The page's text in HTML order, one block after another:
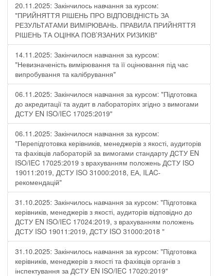
20.11.2025: Закінчилось навчання за курсом:
"ПРИЙНЯТТЯ РІШЕНЬ ПРО ВІДПОВІДНІСТЬ ЗА
РЕЗУЛЬТАТАМИ ВИМІРЮВАНЬ. ПРАВИЛА ПРИЙНЯТТЯ
РІШЕНЬ ТА ОЦІНКА ПОВ’ЯЗАНИХ РИЗИКІВ"
14.11.2025: Закінчилося навчання за курсом:
"Невизначеність вимірювання та її оцінювання під час
випробування та калібрування"
06.11.2025: Закінчилося навчання за курсом: "Підготовка
до акредитації та аудит в лабораторіях згідно з вимогами
ДСТУ EN ISO/IEC 17025:2019"
06.11.2025: Закінчилося навчання за курсом:
"Перепідготовка керівників, менеджерів з якості, аудиторів
та фахівців лабораторій за вимогами стандарту ДСТУ EN
ISO/IEC 17025:2019 з врахуванням положень ДСТУ ISO
19011:2019, ДСТУ ISO 31000:2018, ЕА, ILAC-
рекомендацій"
31.10.2025: Закінчилось навчання за курсом: "Підготовка
керівників, менеджерів з якості, аудиторів відповідно до
ДСТУ EN ISO/IEC 17024:2019, з врахуванням положень
ДСТУ ISO 19011:2019, ДСТУ ISO 31000:2018 "
31.10.2025: Закінчилось навчання за курсом: "Підготовка
керівників, менеджерів з якості та фахівців органів з
інспектування за ДСТУ EN ISO/IEC 17020:2019"